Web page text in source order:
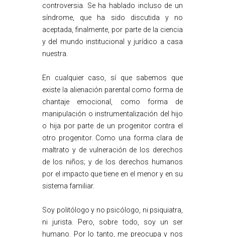
controversia. Se ha hablado incluso de un
síndrome, que ha sido discutida y no
aceptada, finalmente, por parte de la ciencia
y del mundo institucional y jurídico a casa
nuestra.
En cualquier caso, sí que sabemos que
existe la alienación parental como forma de
chantaje emocional, como forma de
manipulación o instrumentalización del hijo
o hija por parte de un progenitor contra el
otro progenitor. Como una forma clara de
maltrato y de vulneración de los derechos
de los niños; y de los derechos humanos
por el impacto que tiene en el menor y en su
sistema familiar.
Soy politólogo y no psicólogo, ni psiquiatra,
ni jurista. Pero, sobre todo, soy un ser
humano. Por lo tanto, me preocupa y nos